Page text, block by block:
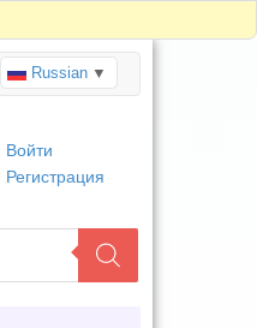
Russian ▼
Войти
Регистрация